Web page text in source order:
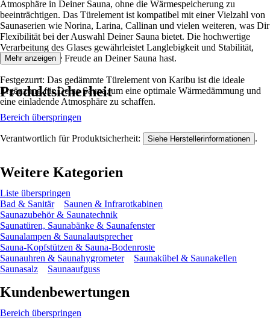
Atmosphäre in Deiner Sauna, ohne die Wärmespeicherung zu
beeinträchtigen. Das Türelement ist kompatibel mit einer Vielzahl von
Saunaserien wie Norina, Larina, Callinan und vielen weiteren, was Dir
Flexibilität bei der Auswahl Deiner Sauna bietet. Die hochwertige
Verarbeitung des Glases gewährleistet Langlebigkeit und Stabilität,
sodass Du lange Freude an Deiner Sauna hast.
Festgezurrt: Das gedämmte Türelement von Karibu ist die ideale
Ergänzung für Deine Sauna, um eine optimale Wärmedämmung und
eine einladende Atmosphäre zu schaffen.
Mehr anzeigen
Produktsicherheit
Bereich überspringen
Verantwortlich für Produktsicherheit: Siehe Herstellerinformationen .
Weitere Kategorien
Liste überspringen
Bad & Sanitär
Saunen & Infrarotkabinen
Saunazubehör & Saunatechnik
Saunatüren, Saunabänke & Saunafenster
Saunalampen & Saunalautsprecher
Sauna-Kopfstützen & Sauna-Bodenroste
Saunauhren & Saunahygrometer
Saunakübel & Saunakellen
Saunasalz
Saunaaufguss
Kundenbewertungen
Bereich überspringen